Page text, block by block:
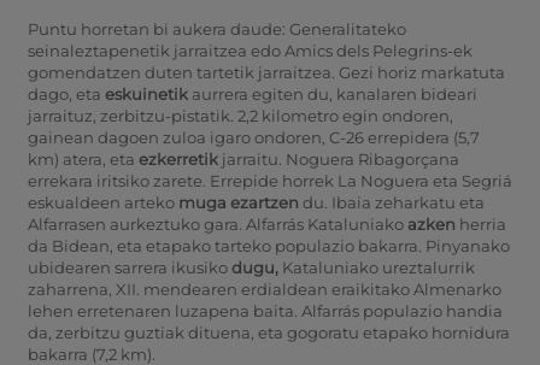
Puntu horretan bi aukera daude: Generalitateko
seinaleztapenetik jarraitzea edo Amics dels Pelegrins-ek
gomendatzen duten tartetik jarraitzea. Gezi horiz markatuta
dago, eta eskuinetikaurrera egiten du, kanalaren bideari
jarraituz, zerbitzu-pistatik. 2,2 kilometro egin ondoren,
gainean dagoen zuloa igaro ondoren, C-26 errepidera (5,7
km) atera, eta ezkerretikjarraitu. Noguera Ribagorçana
errekara iritsiko zarete. Errepide horrek La Noguera eta Segriá
eskualdeen arteko muga ezartzen du. Ibaia zeharkatu eta
Alfarrasen aurkeztuko gara. Alfarrás Kataluniako azken herria
da Bidean, eta etapako tarteko populazio bakarra. Pinyanako
ubidearen sarrera ikusikodugu,Kataluniako ureztalurrik
zaharrena, XII. mendearen erdialdean eraikitako Almenarko
lehen erretenaren luzapena baita. Alfarrás populazio handia
da, zerbitzu guztiak dituena, eta gogoratu etapako hornidura
bakarra (7,2 km).